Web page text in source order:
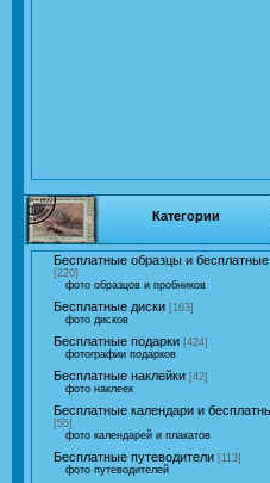
Категории
Бесплатные образцы и бесплатные
[220]
фото образцов и пробников
Бесплатные диски [163]
фото дисков
Бесплатные подарки [424]
фотографии подарков
Бесплатные наклейки [42]
фото наклеек
Бесплатные календари и
[55]
фото календарей и плакатов
Бесплатные путеводители [113]
фото путеводителей